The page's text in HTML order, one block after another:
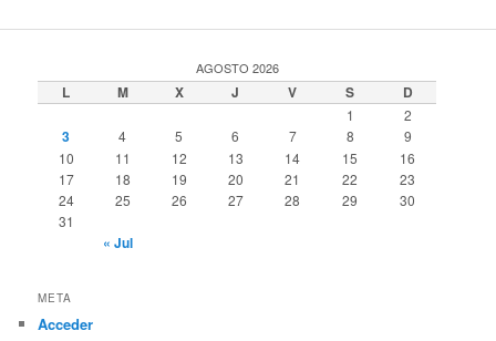
AGOSTO 2026
L M X J V S D
1 2
3 4 5 6 7 8
9
10
11 12 13 14 15
16
17
18 19 20 21 22
23
24
25 26 27 28 29
30
31
« Jul
META
Acceder